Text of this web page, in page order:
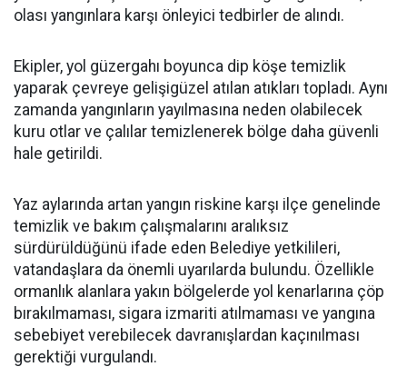
olası yangınlara karşı önleyici tedbirler de alındı.
Ekipler, yol güzergahı boyunca dip köşe temizlik
yaparak çevreye gelişigüzel atılan atıkları topladı. Aynı
zamanda yangınların yayılmasına neden olabilecek
kuru otlar ve çalılar temizlenerek bölge daha güvenli
hale getirildi.
Yaz aylarında artan yangın riskine karşı ilçe genelinde
temizlik ve bakım çalışmalarını aralıksız
sürdürüldüğünü ifade eden Belediye yetkilileri,
vatandaşlara da önemli uyarılarda bulundu. Özellikle
ormanlık alanlara yakın bölgelerde yol kenarlarına çöp
bırakılmaması, sigara izmariti atılmaması ve yangına
sebebiyet verebilecek davranışlardan kaçınılması
gerektiği vurgulandı.